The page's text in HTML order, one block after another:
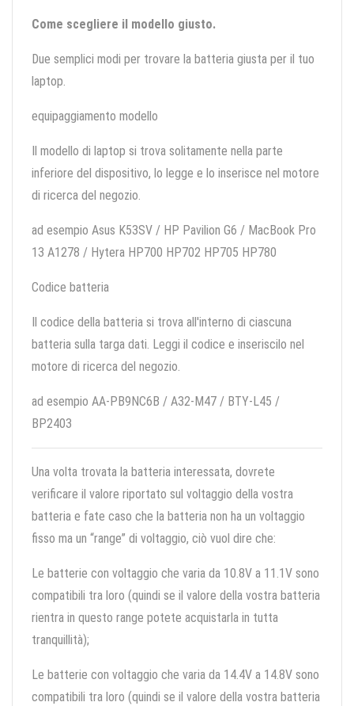
Come scegliere il modello giusto.
Due semplici modi per trovare la batteria giusta per il tuo
laptop.
equipaggiamento modello
Il modello di laptop si trova solitamente nella parte
inferiore del dispositivo, lo legge e lo inserisce nel motore
di ricerca del negozio.
ad esempio Asus K53SV / HP Pavilion G6 / MacBook Pro
13 A1278 / Hytera HP700 HP702 HP705 HP780
Codice batteria
Il codice della batteria si trova all'interno di ciascuna
batteria sulla targa dati. Leggi il codice e inseriscilo nel
motore di ricerca del negozio.
ad esempio AA-PB9NC6B / A32-M47 / BTY-L45 /
BP2403
Una volta trovata la batteria interessata, dovrete
verificare il valore riportato sul voltaggio della vostra
batteria e fate caso che la batteria non ha un voltaggio
fisso ma un “range” di voltaggio, ciò vuol dire che:
Le batterie con voltaggio che varia da 10.8V a 11.1V sono
compatibili tra loro (quindi se il valore della vostra batteria
rientra in questo range potete acquistarla in tutta
tranquillità);
Le batterie con voltaggio che varia da 14.4V a 14.8V sono
compatibili tra loro (quindi se il valore della vostra batteria